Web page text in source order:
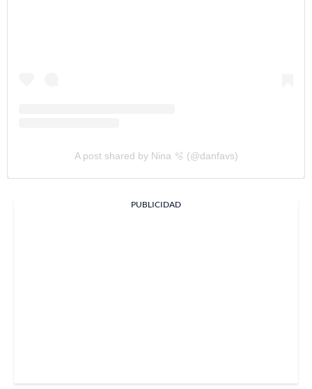
A post shared by Nina 🫧 (@danfavs)
PUBLICIDAD